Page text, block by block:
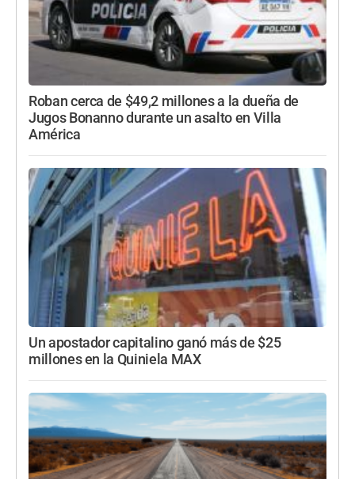
Roban cerca de $49,2 millones a la dueña de
Jugos Bonanno durante un asalto en Villa
América
Un apostador capitalino ganó más de $25
millones en la Quiniela MAX